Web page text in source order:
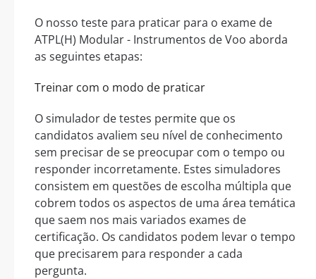
O nosso teste para praticar para o exame de
ATPL(H) Modular - Instrumentos de Voo aborda
as seguintes etapas:
Treinar com o modo de praticar
O simulador de testes permite que os
candidatos avaliem seu nível de conhecimento
sem precisar de se preocupar com o tempo ou
responder incorretamente. Estes simuladores
consistem em questões de escolha múltipla que
cobrem todos os aspectos de uma área temática
que saem nos mais variados exames de
certificação. Os candidatos podem levar o tempo
que precisarem para responder a cada
pergunta.